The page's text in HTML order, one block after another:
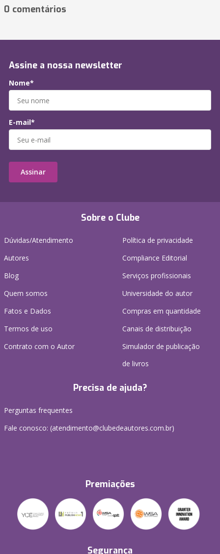
0 comentários
Sobre o Clube
Dúvidas/Atendimento
Autores
Blog
Quem somos
Fatos e Dados
Termos de uso
Contrato com o Autor
Política de privacidade
Compliance Editorial
Serviços profissionais
Universidade do autor
Compras em quantidade
Canais de distribuição
Simulador de publicação
de livros
Precisa de ajuda?
Perguntas frequentes
Fale conosco: (atendimento@clubedeautores.com.br)
Premiações
Segurança
Assine a nossa newsletter
Nome*
E-mail*
Assinar